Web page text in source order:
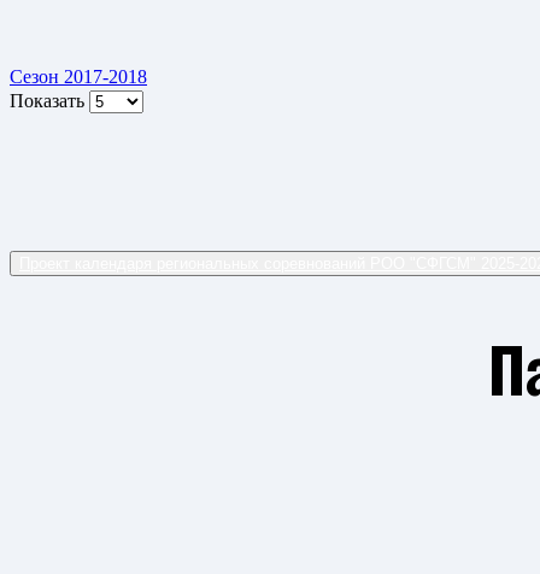
Сезон 2017-2018
Показать